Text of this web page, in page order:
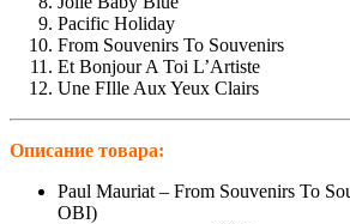
Pacific Holiday
From Souvenirs To Souvenirs
Et Bonjour A Toi L’Artiste
Une FIlle Aux Yeux Clairs
Описание товара:
Paul Mauriat – From Souvenirs To
OBI)